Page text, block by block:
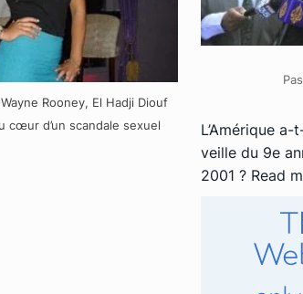
Rooney, El Hadji Diouf
cœur d’un scandale sexuel
L’Amérique
veille du 9e
2001 ? Read